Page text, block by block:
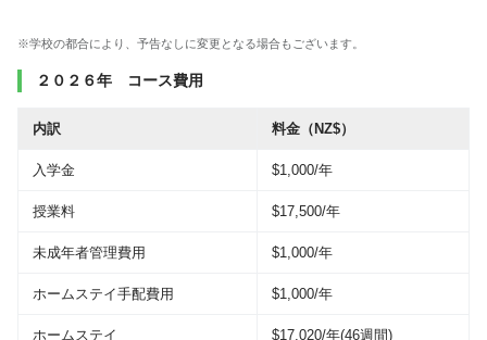
※学校の都合により、予告なしに変更となる場合もございます。
２０２６年 コース費用
内訳 料金（NZ$）
入学金 $1,000/年
授業料 $17,500/年
未成年者管理費用 $1,000/年
ホームステイ手配費用 $1,000/年
ホームステイ $17,020/年(46週間)